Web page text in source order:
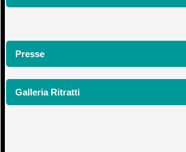
Presse
Galleria Ritratti